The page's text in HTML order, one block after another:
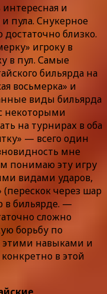
и
пула. Снукерное
близко.
игроку в
в пул. Самые
бильярда на
восьмерка» и
виды бильярда
некоторыми
на турнирах в оба
— всего один
мне
понимаю эту игру
видами ударов,
через шар
бильярде. —
сложно
борьбу по
этими навыками и
в этой